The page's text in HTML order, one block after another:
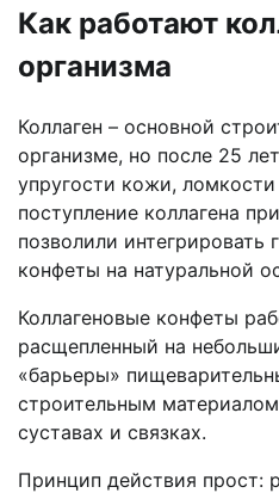
Как работают
организма
Коллаген – основной
организме, но после 25
упругости кожи,
поступление коллагена
позволили
конфеты на натуральной
Коллагеновые конфеты
расщепленный на
«барьеры»
строительным
суставах и связках.
Принцип действия прост: